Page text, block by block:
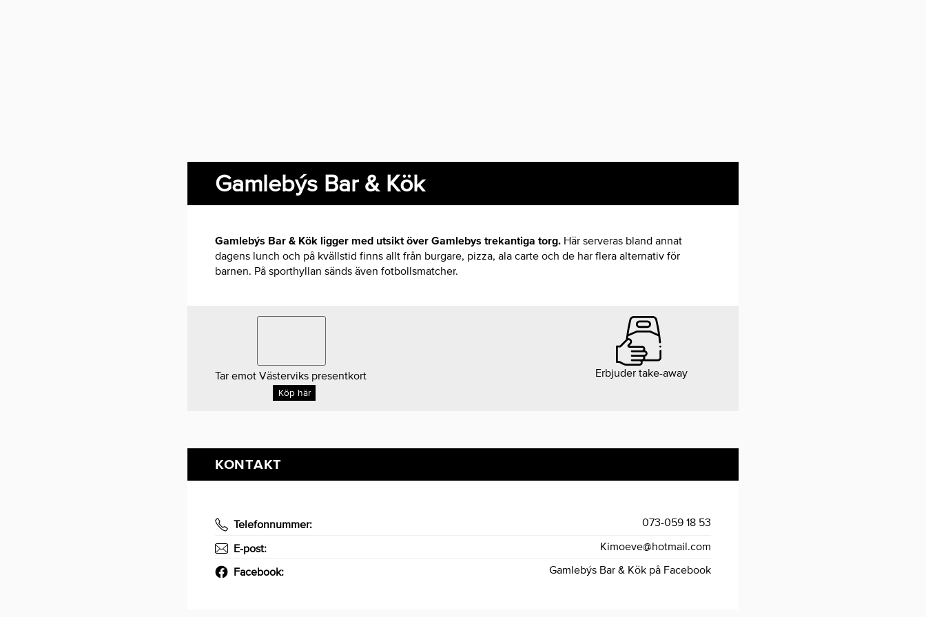
Gamlebýs Bar & Kök
Gamlebýs Bar & Kök ligger med utsikt över Gamlebys trekantiga torg. Här serveras bland annat
dagens lunch och på kvällstid finns allt från burgare, pizza, ala carte och de har flera alternativ för
barnen. På sporthyllan sänds även fotbollsmatcher.
Tar emot Västerviks presentkort
Köp här
Erbjuder take-away
KONTAKT
Telefonnummer: 073-059 18 53
E-post: Kimoeve@hotmail.com
Facebook: Gamlebýs Bar & Kök på Facebook